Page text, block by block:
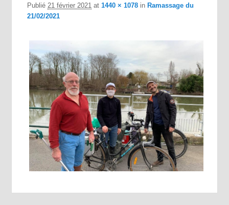
Publié21 février 2021 at1440 × 1078 in Ramassage du
21/02/2021